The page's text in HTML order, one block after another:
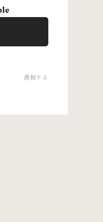
通報する